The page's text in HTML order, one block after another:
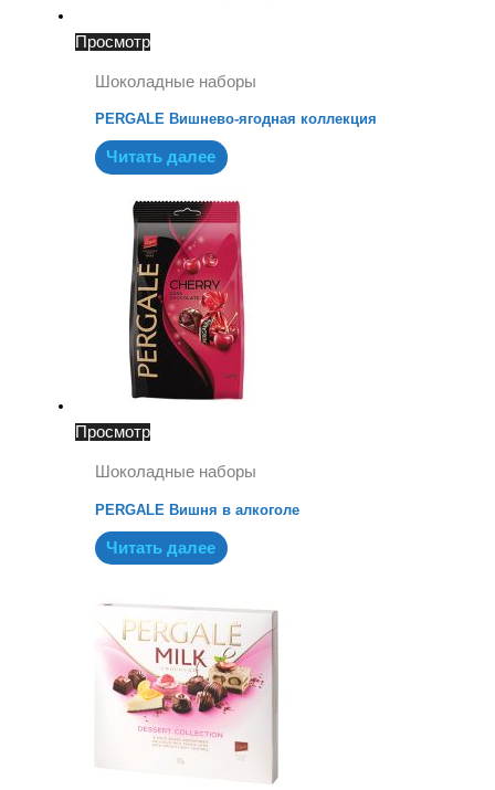
Просмотр
Шоколадные наборы
PERGALE Вишнево-ягодная коллекция
Читать далее
Просмотр
Шоколадные наборы
PERGALE Вишня в алкоголе
Читать далее